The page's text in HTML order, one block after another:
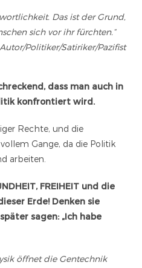
Das ist der Grund,
sich vor ihr fürchten.“
Politiker/Satiriker/Pazifist
dass man auch in
konfrontiert wird.
Rechte, und die
Gange, da die Politik
arbeiten.
FREIHEIT und die
Erde! Denken sie
sagen: „Ich habe
öffnet die Gentechnik